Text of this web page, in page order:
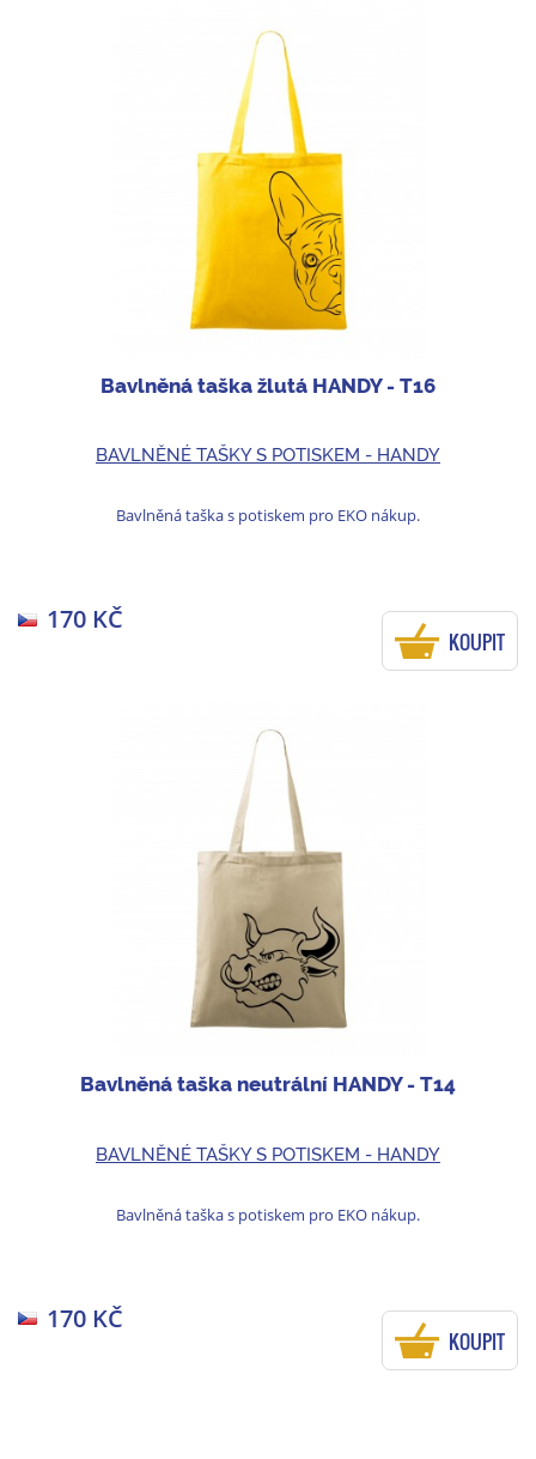
Bavlněná taška žlutá HANDY - T16
BAVLNĚNÉ TAŠKY S POTISKEM - HANDY
Bavlněná taška s potiskem pro EKO nákup.
170 KČ
KOUPIT
Bavlněná taška neutrální HANDY - T14
BAVLNĚNÉ TAŠKY S POTISKEM - HANDY
Bavlněná taška s potiskem pro EKO nákup.
170 KČ
KOUPIT